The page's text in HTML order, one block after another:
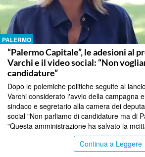
PALERMO
“Palermo Capitale”, le adesioni al
Varchi e il video social: “Non
candidature”
Dopo le polemiche politiche seguite al
Varchi considerato l'avvio della campagna
sindaco e segretario alla camera dei
social "Non parliamo di candidature ma di
"Questa amministrazione ha salvato la
Continua a Leggere